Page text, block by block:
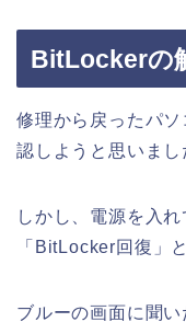
BitLockerの
修理から戻ったパ
認しようと思いまし
しかし、電源を入
「BitLocker回復」
ブルーの画面に聞